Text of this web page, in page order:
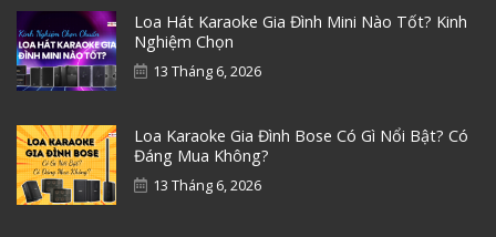
Loa Hát Karaoke Gia Đình Mini Nào Tốt? Kinh
Nghiệm Chọn
13 Tháng 6, 2026
Loa Karaoke Gia Đình Bose Có Gì Nổi Bật? Có
Đáng Mua Không?
13 Tháng 6, 2026